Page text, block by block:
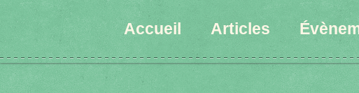
Accueil Articles